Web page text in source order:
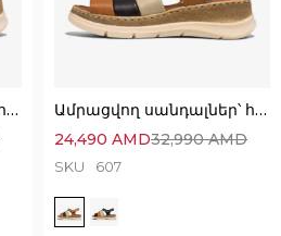
Ամրացվող սանդալներ՝ հիանալի ընտրություն
Ամրացվող սանդալներ՝ հիանալի ընտրություն
32,990AMD
24,490 AMD
SKU 607